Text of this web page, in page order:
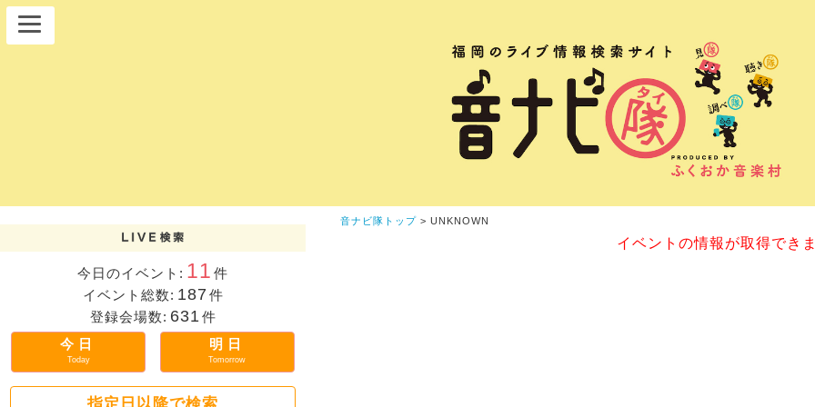
今日のイベント: 11 件
イベント総数: 187 件
登録会場数: 631 件
今日
Today
明日
Tomorrow
指定日以降で検索
音ナビ隊トップ > UNKNOWN
イベントの情報が取得でき